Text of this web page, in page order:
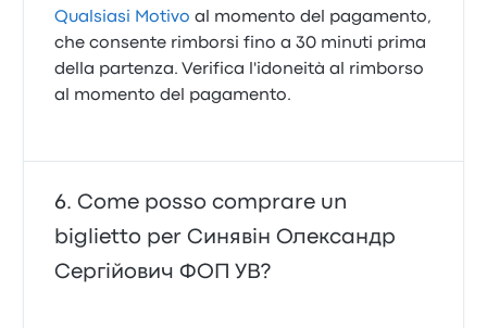
Qualsiasi Motivo al momento del pagamento,
che consente rimborsi fino a 30 minuti prima
della partenza. Verifica l'idoneità al rimborso
al momento del pagamento.
Come posso comprare un
biglietto per Синявін Олександр
Сергійович ФОП УВ?